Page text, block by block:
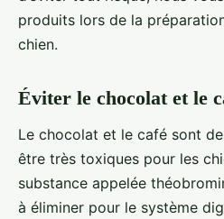
produits lors de la
chien.
Éviter le chocolat et le
Le chocolat et le café sont
être très toxiques pour les
substance appelée
à éliminer pour le système